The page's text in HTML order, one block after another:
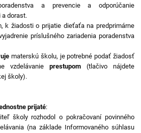
a prevencie a odporúčanie
a dorast.
žiadosti o prijatie dieťaťa na predprimárne
príslušného zariadenia poradenstva
materskú školu, je potrebné podať žiadosť
vzdelávanie prestupom(tlačivo nájdete
školy).
prijaté:
školy rozhodol o pokračovaní povinného
(na základe Informovaného súhlasu